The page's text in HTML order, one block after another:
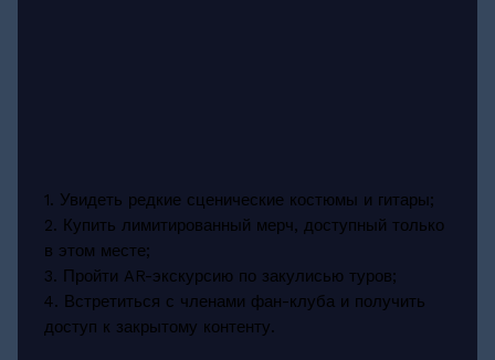
1. Увидеть редкие сценические костюмы и гитары;
2. Купить лимитированный мерч, доступный только
в этом месте;
3. Пройти AR-экскурсию по закулисью туров;
4. Встретиться с членами фан-клуба и получить
доступ к закрытому контенту.